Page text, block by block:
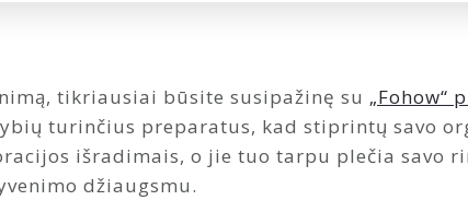
tikriausiai būsite susipažinę su „Fohow“
turinčius preparatus, kad stiprintų savo
išradimais, o jie tuo tarpu plečia savo
džiaugsmu.